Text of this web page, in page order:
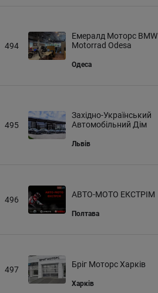
494
Емералд Моторс BMW
Motorrad Odesa
Одеса
495
Західно-Український
Автомобільний Дім
Львів
496
АВТО-МОТО ЕКСТРІМ
Полтава
497
Бріг Моторс Харків
Харків